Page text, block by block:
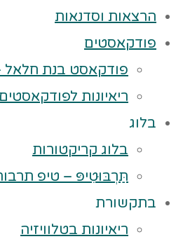
הרצאות וסדנאות
פודקאסטים
פודקאסט בנת חלאל
ריאיונות לפודקאסטים
בלוג
בלוג קריקטורות
תַּרְבּוּטִיפּ – טיפ
בתקשורת
ריאיונות בטלוויזיה